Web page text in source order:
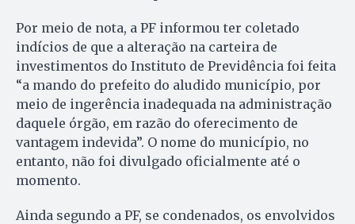
Por meio de nota, a PF informou ter coletado
indícios de que a alteração na carteira de
investimentos do Instituto de Previdência foi feita
“a mando do prefeito do aludido município, por
meio de ingerência inadequada na administração
daquele órgão, em razão do oferecimento de
vantagem indevida”. O nome do município, no
entanto, não foi divulgado oficialmente até o
momento.
Ainda segundo a PF, se condenados, os envolvidos